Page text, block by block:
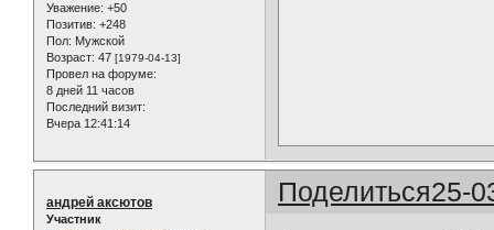
Уважение: +50
Позитив: +248
Пол: Мужской
Возраст: 47 [1979-04-13]
Провел на форуме:
8 дней 11 часов
Последний визит:
Вчера 12:41:14
Поделиться25-
андрей аксютов
Участник